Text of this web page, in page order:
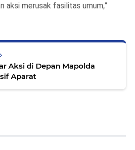
aksi merusak fasilitas umum,”
Aksi di Depan Mapolda
Aparat